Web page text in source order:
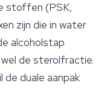
stoffen (PSK,
zijn die in water
alcoholstap
de sterolfractie.
duale aanpak